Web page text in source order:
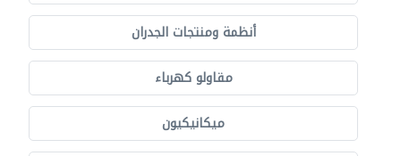
أنظمة ومنتجات الجدران
مقاولو كهرباء
ميكانيكيون